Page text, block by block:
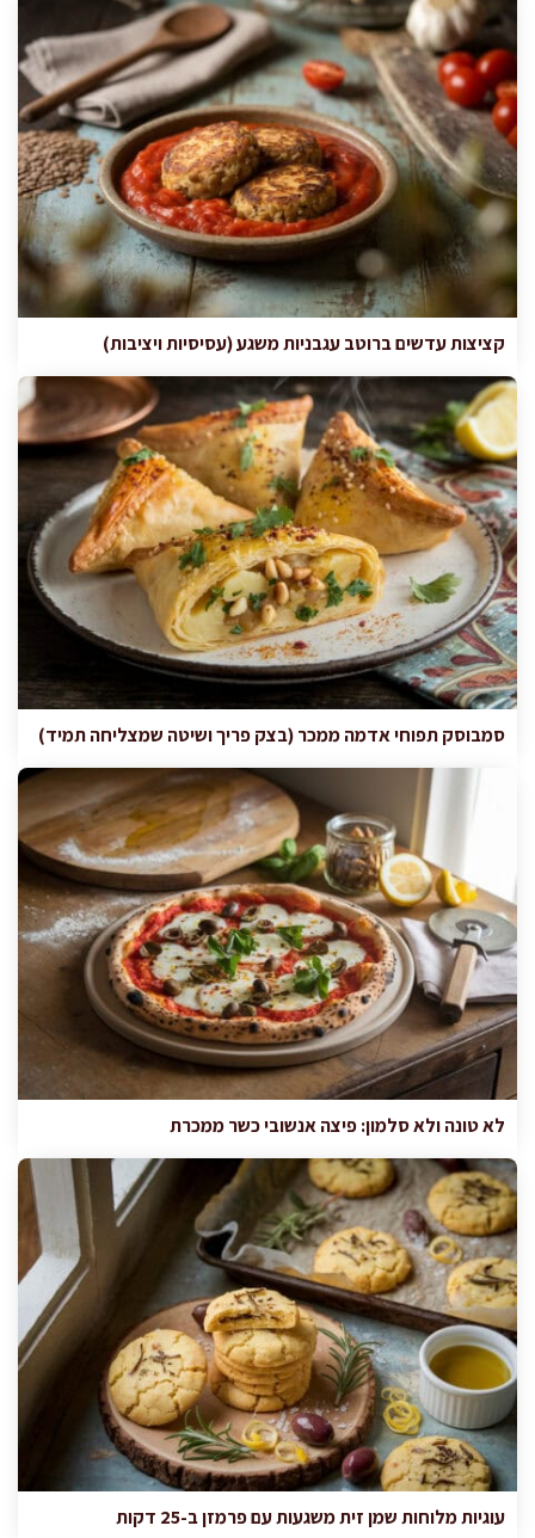
קציצות עדשים ברוטב עגבניות משגע (עסיסיות ויציבות)
סמבוסק תפוחי אדמה ממכר (בצק פריך ושיטה שמצליחה תמיד)
לא טונה ולא סלמון: פיצה אנשובי כשר ממכרת
עוגיות מלוחות שמן זית משגעות עם פרמזן ב-25 דקות